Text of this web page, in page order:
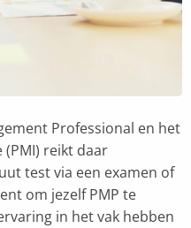
Professional en het
reikt daar
test via een examen of
om jezelf PMP te
in het vak hebben